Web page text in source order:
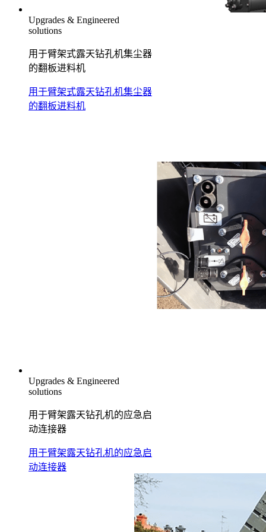
Upgrades & Engineered
solutions
用于臂架式露天钻孔机集尘器
的翻板进料机
用于臂架式露天钻孔机集尘器
的翻板进料机
Upgrades & Engineered
solutions
用于臂架露天钻孔机的应急启
动连接器
用于臂架露天钻孔机的应急启
动连接器